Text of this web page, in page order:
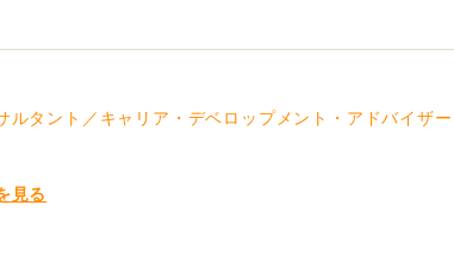
ルタント／キャリア・デベロップメント・アドバイザー
見る